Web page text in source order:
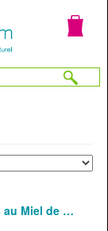
au Miel de …